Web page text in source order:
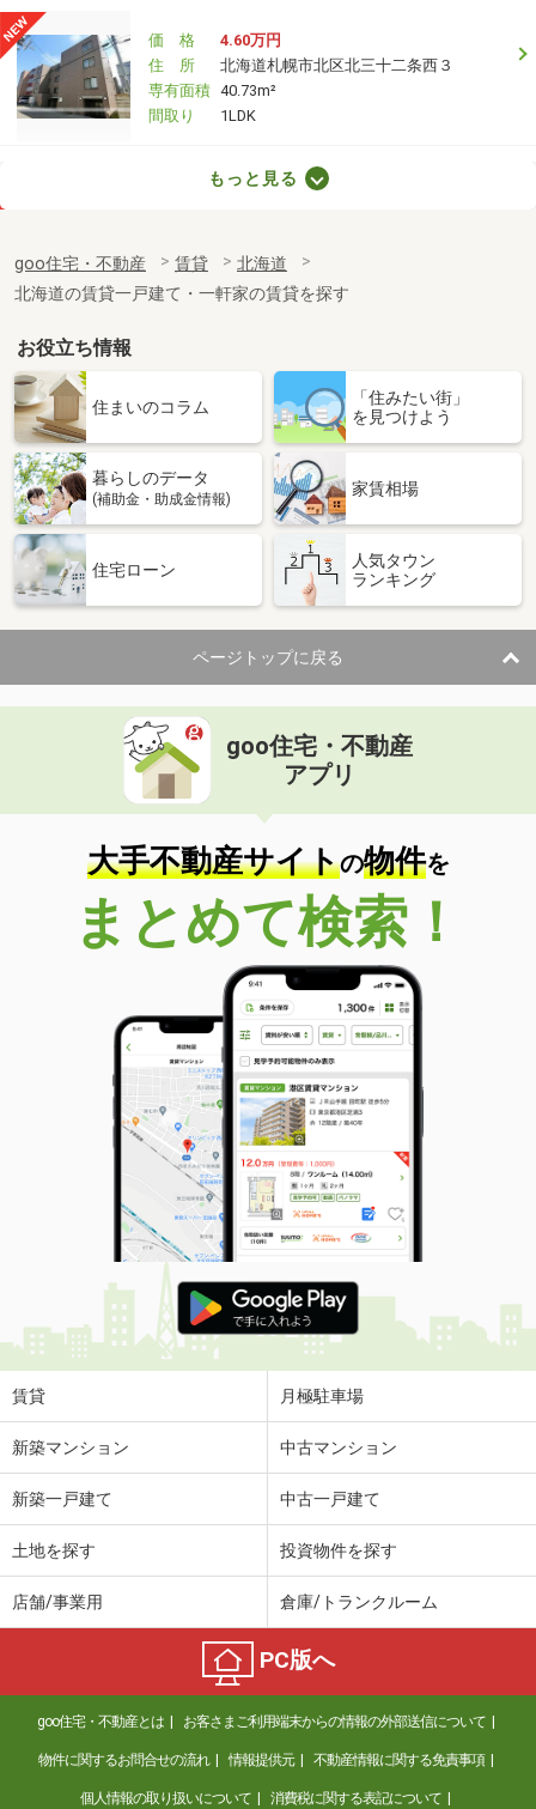
価 格
4.60万円
住 所
北海道札幌市北区北三十二条西３
専有面積 40.73m²
間取り
1LDK
北海道札幌市白石区南郷通６丁目北
専有面積
27.54m²
間取り
1DK
北海道旭川市東光二条５丁目
価 格
2.80万円
北海道旭川市東光二条５丁目
専有面積 37.19m²
間取り
北海道札幌市白石区北郷一条７丁目
住 所
北海道札幌市白石区北郷一条７丁目
専有面積 34.65m²
間取り
1LDK
北海道滝川市黄金町西４丁目
価 格
住 所
北海道滝川市黄金町西４丁目
専有面積 101m²
間取り
3LDK
北海道札幌市南区中ノ沢７丁目
価 格
5万円
北海道札幌市南区中ノ沢７丁目
23.18m²
間取り
1K
北海道旭川市東光六条３丁目
価 格
4万円
住 所
北海道旭川市東光六条３丁目
専有面積 23.18m²
間取り
1K
北海道札幌市南区澄川五条３丁目
価 格
4.90万円
住 所
北海道札幌市南区澄川五条３丁目
専有面積
北海道札幌市南区澄川四条６丁目
3.95万円
北海道札幌市南区澄川三条３丁目
5.60万円
住 所
北海道札幌市南区澄川三条３丁目
専有面積 34.32m²
間取り
1LDK
北海道函館市港町３
もっと見る
goo住宅・不動産 賃貸
北海道
北海道の賃貸一戸建て・一軒家の賃貸を探す
お役立ち情報
住まいのコラム
「住みたい街」
を見つけよう
暮らしのデータ
(補助金・助成金情報)
家賃相場
住宅ローン
人気タウン
ランキング
ページトップに戻る
goo住宅・不動産
アプリ
大手不動産サイトの物件を
まとめて検索！
賃貸 月極駐車場
新築マンション 中古マンション
新築一戸建て 中古一戸建て
土地を探す 投資物件を探す
店舗/事業用 倉庫/トランクルーム
PC版へ
goo住宅・不動産とは お客さまご利用端末からの情報の外部送信について
物件に関するお問合せの流れ 情報提供元 不動産情報に関する免責事項
個人情報の取り扱いについて 消費税に関する表記について